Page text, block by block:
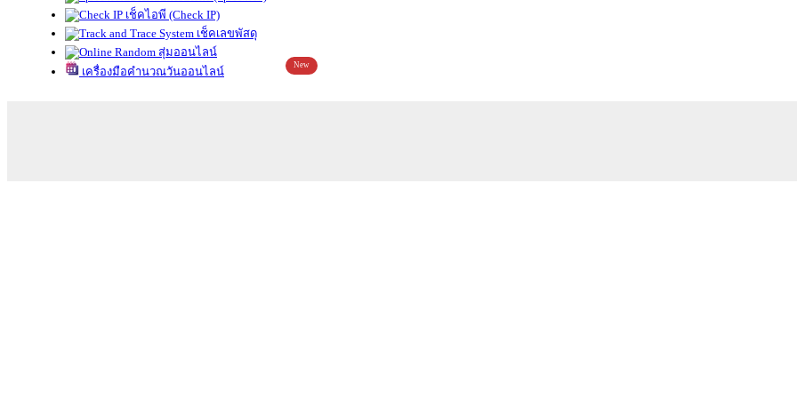
เช็คไอพี (Check IP)
เช็คเลขพัสดุ
สุ่มออนไลน์
เครื่องมือคำนวณวันออนไลน์
New